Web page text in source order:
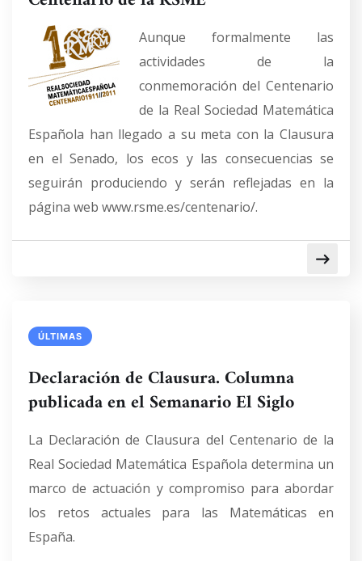
Aunque formalmente las
actividades de la
conmemoración del Centenario
de la Real Sociedad Matemática
Española han llegado a su meta con la Clausura
en el Senado, los ecos y las consecuencias se
seguirán produciendo y serán reflejadas en la
página web www.rsme.es/centenario/.
ÚLTIMAS
Declaración de Clausura. Columna
publicada en el Semanario El Siglo
La Declaración de Clausura del Centenario de la
Real Sociedad Matemática Española determina un
marco de actuación y compromiso para abordar
los retos actuales para las Matemáticas en
España.